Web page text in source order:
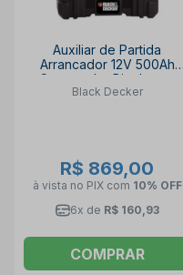
Auxiliar de Partida
Arrancador 12V 500Ah
Carregador Bivolt com
Maleta JS500S-BR BLACK
Black Decker
R$ 869,00
à vista no PIX com 10% OFF
6x de R$ 160,93
COMPRAR